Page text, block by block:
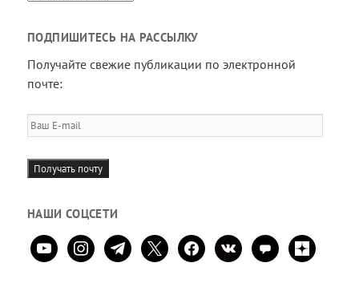
ПОДПИШИТЕСЬ НА РАССЫЛКУ
Получайте свежие публикации по электронной
почте:
Ваш
E-
mail
Получать почту
НАШИ СОЦСЕТИ
youtubeinstagramtelegram
x facebookvkontaktecomment
zen-
yandex